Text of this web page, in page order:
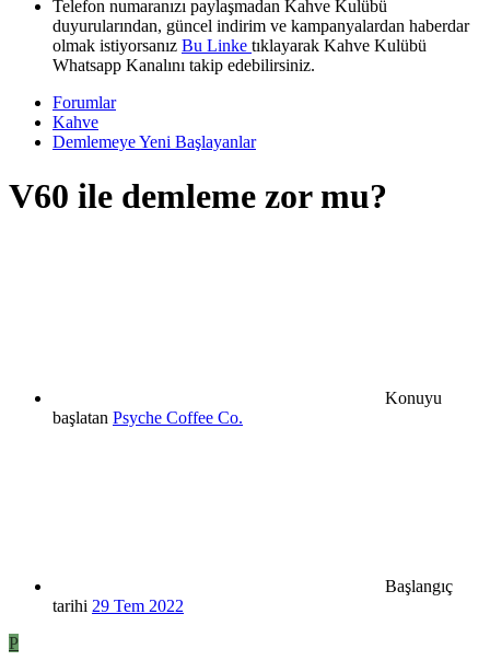
Telefon numaranızı paylaşmadan Kahve Kulübü
duyurularından, güncel indirim ve kampanyalardan haberdar
olmak istiyorsanız Bu Linke tıklayarak Kahve Kulübü
Whatsapp Kanalını takip edebilirsiniz.
Forumlar
Kahve
Demlemeye Yeni Başlayanlar
V60 ile demleme zor mu?
Konuyu
başlatan Psyche Coffee Co.
Başlangıç
tarihi 29 Tem 2022
P